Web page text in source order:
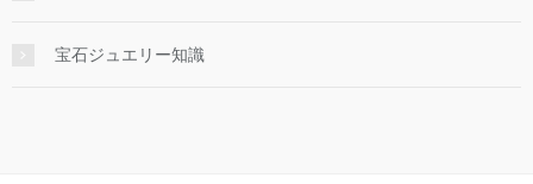
宝石ジュエリー知識